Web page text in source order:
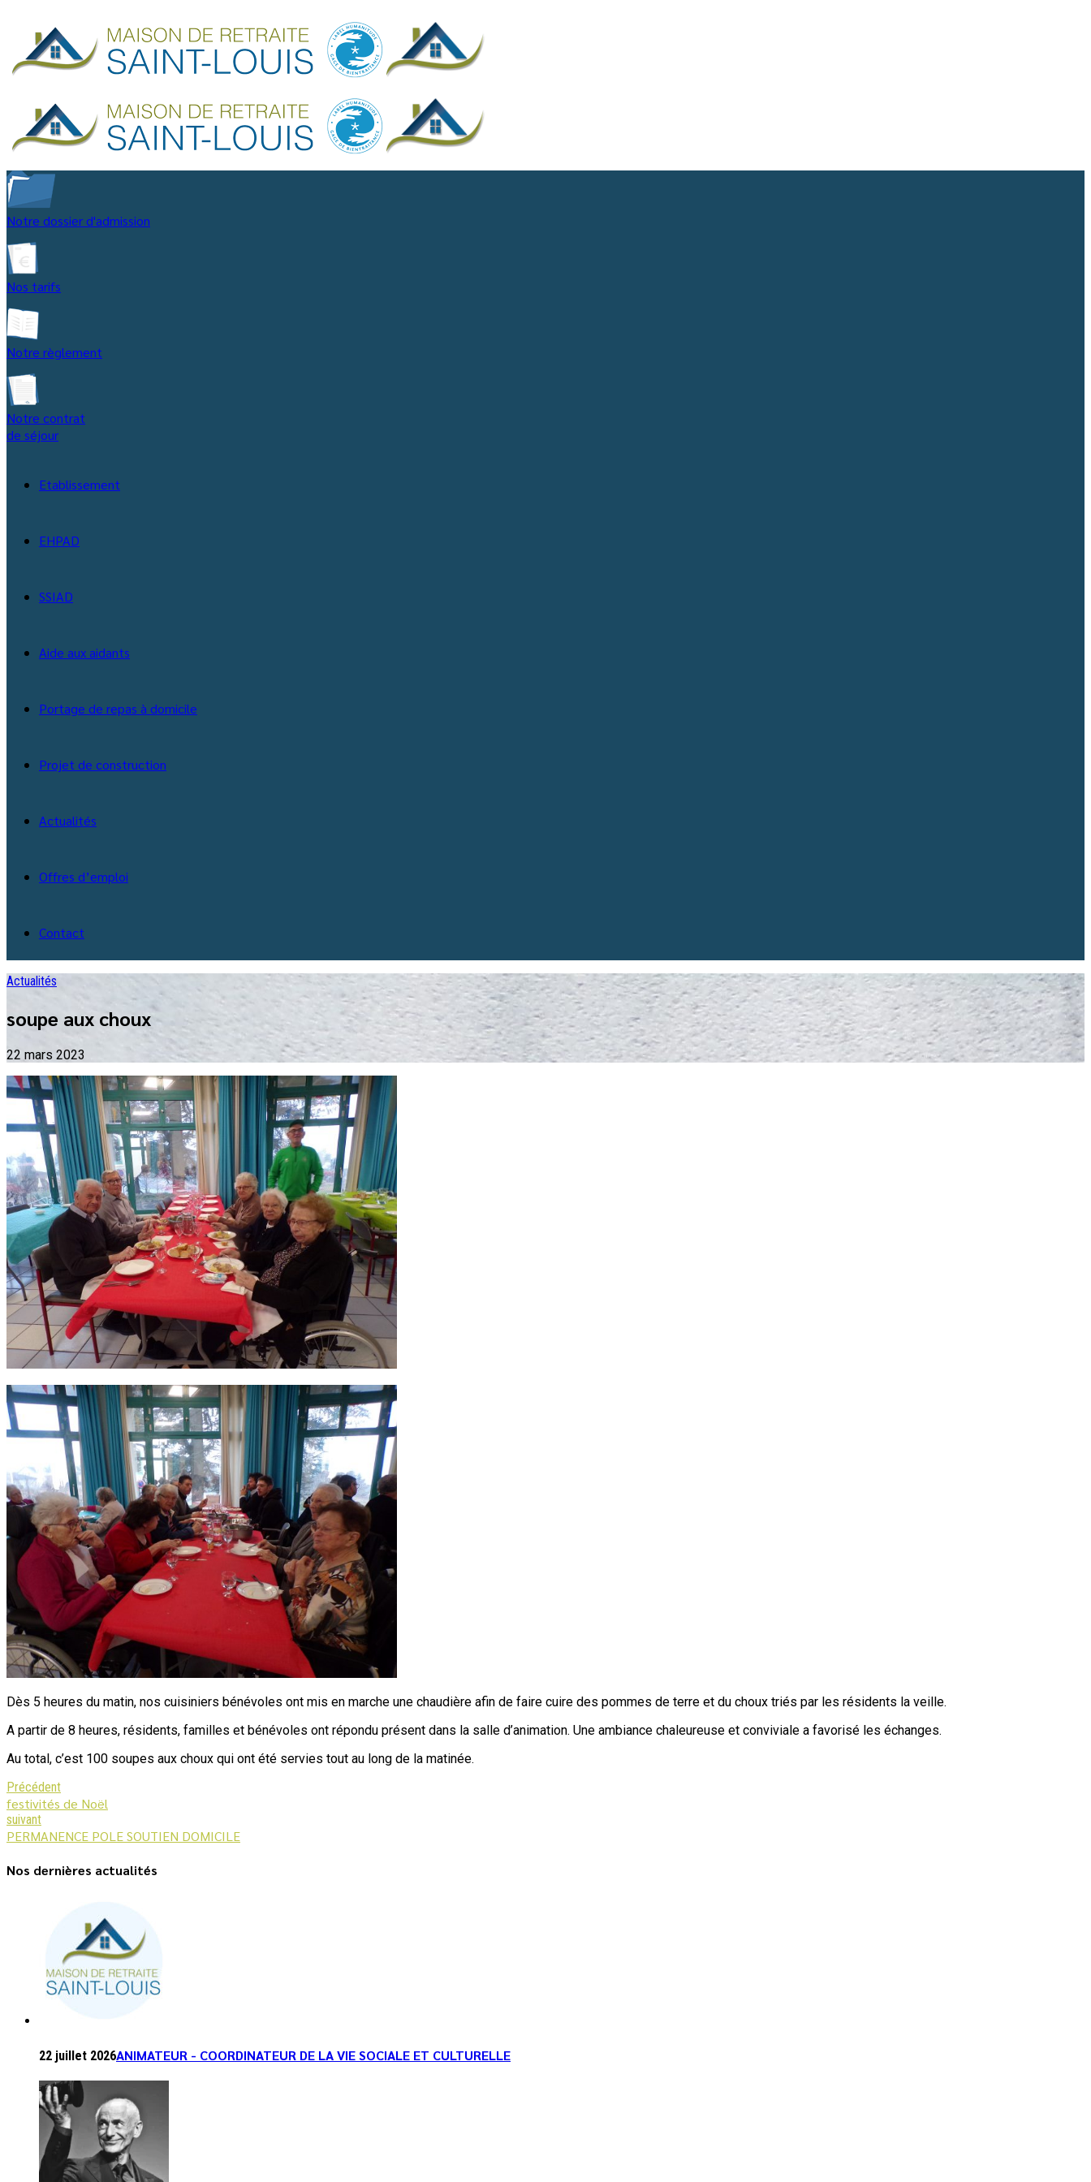
Notre dossier d'admission
Nos tarifs
Notre règlement
Notre contrat
de séjour
Etablissement
EHPAD
SSIAD
Aide aux aidants
Portage de repas à domicile
Projet de construction
Actualités
Offres d’emploi
Contact
Actualités
soupe aux choux
22 mars 2023
Dès 5 heures du matin, nos cuisiniers bénévoles ont mis en marche une chaudière afin de faire cuire des pommes de terre et du choux triés par les résidents la veille.
A partir de 8 heures, résidents, familles et bénévoles ont répondu présent dans la salle d’animation. Une ambiance chaleureuse et conviviale a favorisé les échanges.
Au total, c’est 100 soupes aux choux qui ont été servies tout au long de la matinée.
Précédent
festivités de Noël
suivant
PERMANENCE POLE SOUTIEN DOMICILE
Nos dernières actualités
22 juillet 2026ANIMATEUR - COORDINATEUR DE LA VIE SOCIALE ET CULTURELLE